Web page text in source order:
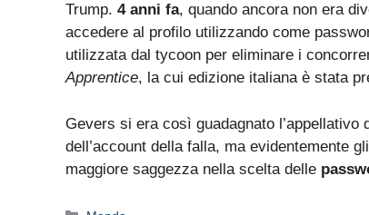
Trump. 4 anni fa, quando ancora non era
accedere al profilo utilizzando come
utilizzata dal tycoon per eliminare i
Apprentice, la cui edizione italiana è stata
Gevers si era così guadagnato l’appellativo
dell’account della falla, ma evidentemente
maggiore saggezza nella scelta delle